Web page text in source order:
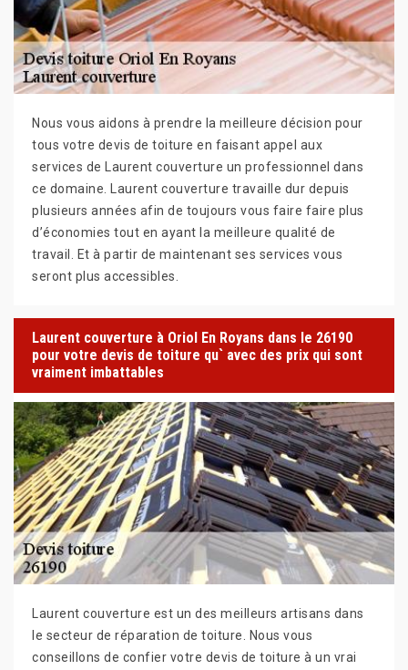
Nous vous aidons à prendre la meilleure décision pour
tous votre devis de toiture en faisant appel aux
services de Laurent couverture un professionnel dans
ce domaine. Laurent couverture travaille dur depuis
plusieurs années afin de toujours vous faire faire plus
d’économies tout en ayant la meilleure qualité de
travail. Et à partir de maintenant ses services vous
seront plus accessibles.
Laurent couverture à Oriol En Royans dans le 26190
pour votre devis de toiture qu` avec des prix qui sont
vraiment imbattables
Laurent couverture est un des meilleurs artisans dans
le secteur de réparation de toiture. Nous vous
conseillons de confier votre devis de toiture à un vrai